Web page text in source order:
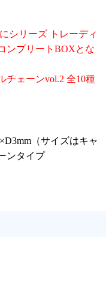
シリーズ トレーディ
ンプリートBOXとな
チェーンvol.2 全10種
（サイズはキャ
ンタイプ